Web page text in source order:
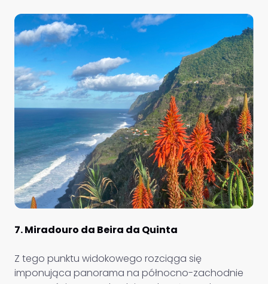
7. Miradouro da Beira da Quinta
Z tego punktu widokowego rozciąga się
imponująca panorama na północno-zachodnie